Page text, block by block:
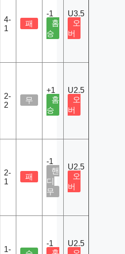
4-
1
패
-1
홈
승
U3.5
오
버
2-
2
무
+1
홈
승
U2.5
오
버
2-
1
패
-1
핸
디
무
U2.5
오
버
1-
-1
U2.5